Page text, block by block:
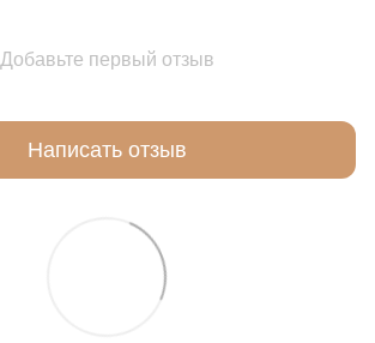
Добавьте первый отзыв
Написать отзыв